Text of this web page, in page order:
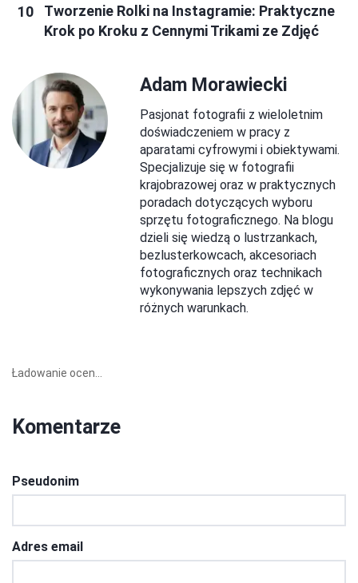
Tworzenie Rolki na Instagramie: Praktyczne
Krok po Kroku z Cennymi Trikami ze Zdjęć
Adam Morawiecki
Pasjonat fotografii z wieloletnim
doświadczeniem w pracy z
aparatami cyfrowymi i obiektywami.
Specjalizuje się w fotografii
krajobrazowej oraz w praktycznych
poradach dotyczących wyboru
sprzętu fotograficznego. Na blogu
dzieli się wiedzą o lustrzankach,
bezlusterkowcach, akcesoriach
fotograficznych oraz technikach
wykonywania lepszych zdjęć w
różnych warunkach.
Ładowanie ocen...
Komentarze
Pseudonim
Adres email